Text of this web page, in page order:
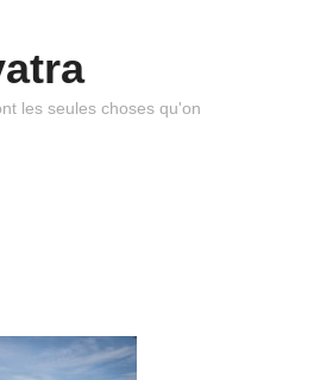
les seules choses qu'on